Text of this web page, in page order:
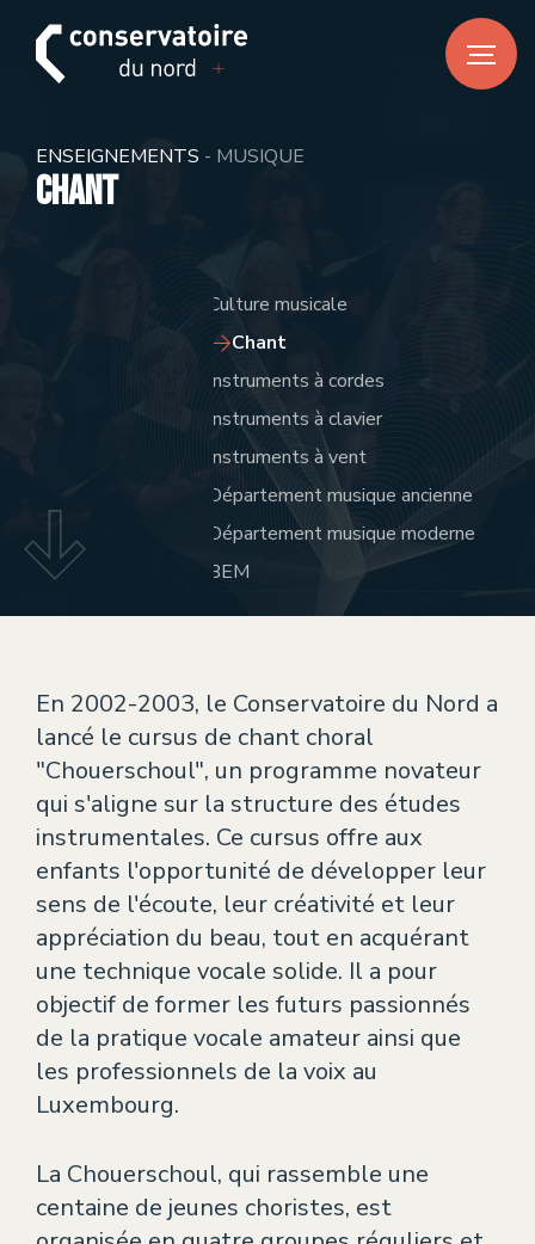
Actualités
ENSEIGNEMENTS
Théâtre
CONTACT
DE EN
ENSEIGNEMENTS - MUSIQUE
Chant
Culture musicale
Chant
Instruments à cordes
Instruments à clavier
Instruments à vent
Département musique ancienne
Département musique moderne
BEM
En 2002-2003, le Conservatoire du Nord a
lancé le cursus de chant choral
"Chouerschoul", un programme novateur
qui s'aligne sur la structure des études
instrumentales. Ce cursus offre aux
enfants l'opportunité de développer leur
sens de l'écoute, leur créativité et leur
appréciation du beau, tout en acquérant
une technique vocale solide. Il a pour
objectif de former les futurs passionnés
de la pratique vocale amateur ainsi que
les professionnels de la voix au
Luxembourg.
La Chouerschoul, qui rassemble une
centaine de jeunes choristes, est